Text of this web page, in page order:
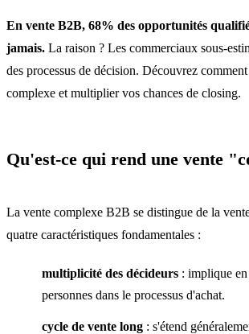
En vente B2B, 68% des opportunités
jamais. La raison ? Les commerciaux sous-
des processus de décision. Découvrez
complexe et multiplier vos chances de closing.
Qu'est-ce qui rend une vente
La vente complexe B2B se distingue de la
quatre caractéristiques fondamentales :
multiplicité des décideurs : implique
personnes dans le processus d'achat.
cycle de vente long : s'étend